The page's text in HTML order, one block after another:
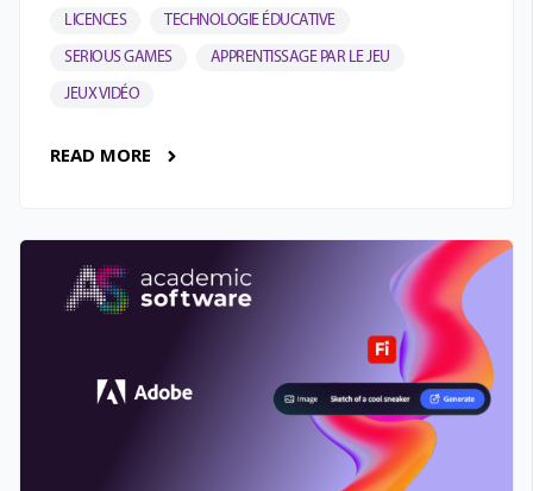
LICENCES TECHNOLOGIE ÉDUCATIVE
SERIOUS GAMES APPRENTISSAGE PAR LE JEU
JEUX VIDÉO
READ MORE